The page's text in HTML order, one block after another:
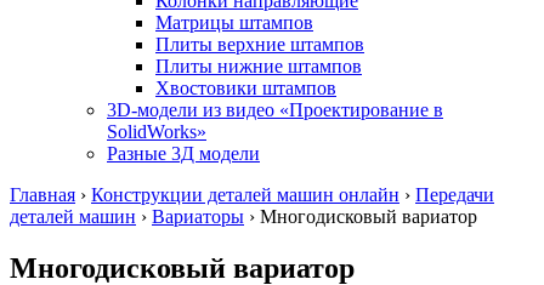
Матрицы штампов
Плиты верхние штампов
Плиты нижние штампов
Хвостовики штампов
3D-модели из видео «Проектирование в
SolidWorks»
Разные 3Д модели
Главная › Конструкции деталей машин онлайн › Передачи
деталей машин › Вариаторы › Многодисковый вариатор
Многодисковый вариатор